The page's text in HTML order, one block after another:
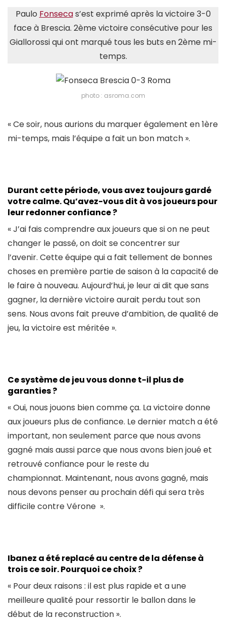
Paulo Fonsecas’est exprimé après la victoire 3-0
face à Brescia. 2ème victoire consécutive pour les
Giallorossi qui ont marqué tous les buts en 2ème mi-
temps.
photo : asroma.com
« Ce soir, nous aurions du marquer également en 1ère
mi-temps, mais l’équipe a fait un bon match ».
Durant cette période, vous avez toujours gardé
votre calme. Qu’avez-vous dit à vos joueurs pour
leur redonner confiance ?
« J’ai fais comprendre aux joueurs que si on ne peut
changer le passé, on doit se concentrer sur
l’avenir. Cette équipe qui a fait tellement de bonnes
choses en première partie de saison à la capacité de
le faire à nouveau. Aujourd’hui, je leur ai dit que sans
gagner, la dernière victoire aurait perdu tout son
sens. Nous avons fait preuve d’ambition, de qualité de
jeu, la victoire est méritée ».
Ce système de jeu vous donne t-il plus de
garanties ?
« Oui, nous jouons bien comme ça. La victoire donne
aux joueurs plus de confiance. Le dernier match a été
important, non seulement parce que nous avons
gagné mais aussi parce que nous avons bien joué et
retrouvé confiance pour le reste du
championnat. Maintenant, nous avons gagné, mais
nous devons penser au prochain défi qui sera très
difficile contre Vérone ».
Ibanez a été replacé au centre de la défense à
trois ce soir. Pourquoi ce choix ?
« Pour deux raisons : il est plus rapide et a une
meilleure qualité pour ressortir le ballon dans le
début de la reconstruction ».